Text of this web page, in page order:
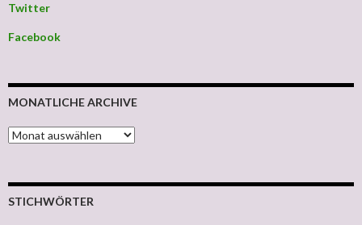
Twitter
Facebook
MONATLICHE ARCHIVE
MONATLICHE ARCHIVE
STICHWÖRTER